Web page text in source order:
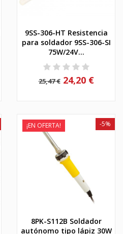
9SS-306-HT Resistencia
para soldador 9SS-306-SI
75W/24V...
25,47 € 24,20 €
¡EN OFERTA!
8PK-S112B Soldador
autónomo tipo lápiz 30W
-5%